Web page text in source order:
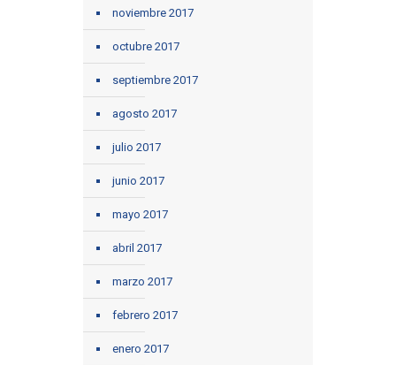
noviembre 2017
octubre 2017
septiembre 2017
agosto 2017
julio 2017
junio 2017
mayo 2017
abril 2017
marzo 2017
febrero 2017
enero 2017